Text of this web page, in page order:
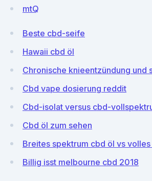
mtQ
Beste cbd-seife
Hawaii cbd öl
Chronische knieentzündung und
Cbd vape dosierung reddit
Cbd-isolat versus cbd-
Cbd öl zum sehen
Breites spektrum cbd öl vs
Billig isst melbourne cbd 2018